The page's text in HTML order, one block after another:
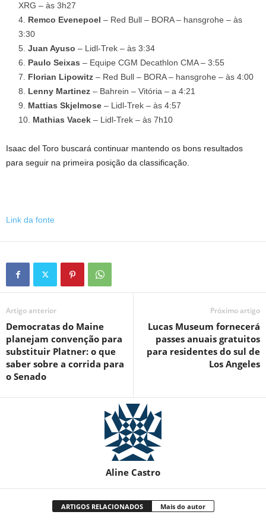
XRG – às 3h27
Remco Evenepoel – Red Bull – BORA – hansgrohe – às
3:30
Juan Ayuso – Lidl-Trek – às 3:34
Paulo Seixas – Equipe CGM Decathlon CMA – 3:55
Florian Lipowitz – Red Bull – BORA – hansgrohe – às 4:00
Lenny Martinez – Bahrein – Vitória – a 4:21
Mattias Skjelmose – Lidl-Trek – às 4:57
Mathias Vacek – Lidl-Trek – às 7h10
Isaac del Toro buscará continuar mantendo os bons resultados
para seguir na primeira posição da classificação.
Link da fonte
Artigo anterior
Democratas do Maine
planejam convenção para
substituir Platner: o que
saber sobre a corrida para
o Senado
Próximo artigo
Lucas Museum fornecerá
passes anuais gratuitos
para residentes do sul de
Los Angeles
Aline Castro
ARTIGOS RELACIONADOS Mais do autor